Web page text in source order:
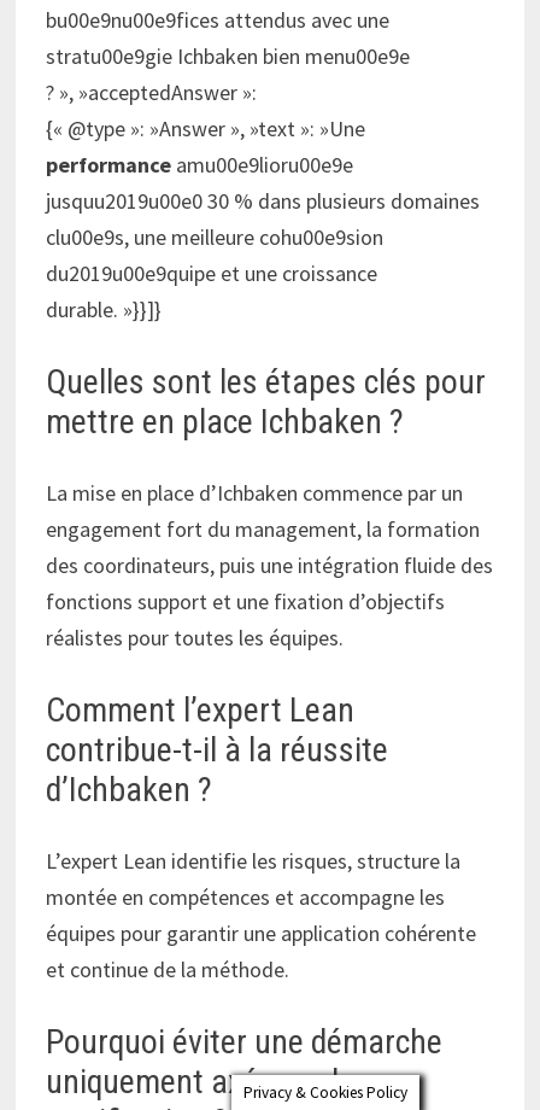
bu00e9nu00e9fices attendus avec une
stratu00e9gie Ichbaken bien menu00e9e
? », »acceptedAnswer »:
{« @type »: »Answer », »text »: »Une
performance amu00e9lioru00e9e
jusquu2019u00e0 30 % dans plusieurs domaines
clu00e9s, une meilleure cohu00e9sion
du2019u00e9quipe et une croissance
durable. »}}]}
Quelles sont les étapes clés pour
mettre en place Ichbaken ?
La mise en place d’Ichbaken commence par un
engagement fort du management, la formation
des coordinateurs, puis une intégration fluide des
fonctions support et une fixation d’objectifs
réalistes pour toutes les équipes.
Comment l’expert Lean
contribue-t-il à la réussite
d’Ichbaken ?
L’expert Lean identifie les risques, structure la
montée en compétences et accompagne les
équipes pour garantir une application cohérente
et continue de la méthode.
Pourquoi éviter une démarche
uniquement axée sur la
Privacy & Cookies Policy